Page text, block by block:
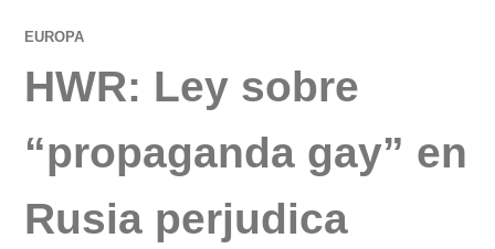
EUROPA
HWR: Ley sobre
“propaganda gay” en
Rusia perjudica